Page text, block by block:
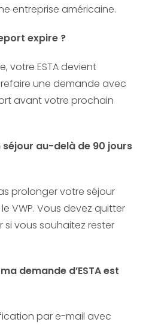
entreprise américaine.
expire ?
votre ESTA devient
une demande avec
avant votre prochain
au-delà de 90 jours
prolonger votre séjour
VWP. Vous devez quitter
si vous souhaitez rester
demande d’ESTA est
par e-mail avec